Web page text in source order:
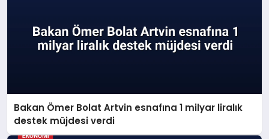
Bakan Ömer Bolat Artvin esnafına 1 milyar liralık
destek müjdesi verdi